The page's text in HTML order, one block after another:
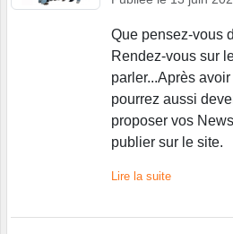
Que pensez-vous
Rendez-vous sur
parler...Après
pourrez aussi
proposer vos
publier sur le site.
Lire la suite